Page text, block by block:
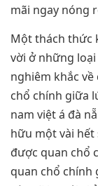
mãi ngay nóng
Một thách thức
vời ở những
nghiêm khắc
chổ chính giữa
nam việt á đà
hữu một vài hết
được quan chổ
quan chổ